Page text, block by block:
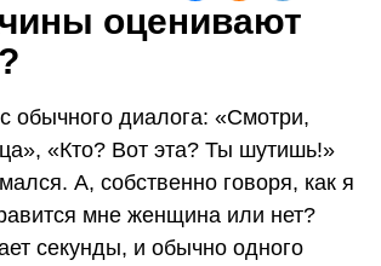
оценивают
обычного диалога: «Смотри,
«Кто? Вот эта? Ты шутишь!»
А, собственно говоря, как я
мне женщина или нет?
секунды, и обычно одного